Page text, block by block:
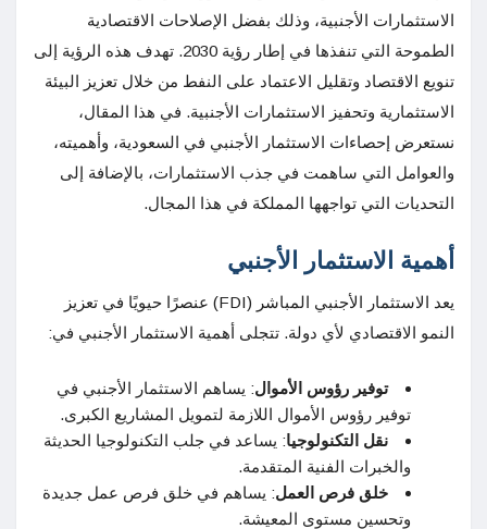
الاستثمارات الأجنبية، وذلك بفضل الإصلاحات الاقتصادية
الطموحة التي تنفذها في إطار رؤية 2030. تهدف هذه الرؤية إلى
تنويع الاقتصاد وتقليل الاعتماد على النفط من خلال تعزيز البيئة
الاستثمارية وتحفيز الاستثمارات الأجنبية. في هذا المقال،
نستعرض إحصاءات الاستثمار الأجنبي في السعودية، وأهميته،
والعوامل التي ساهمت في جذب الاستثمارات، بالإضافة إلى
التحديات التي تواجهها المملكة في هذا المجال.
أهمية الاستثمار الأجنبي
يعد الاستثمار الأجنبي المباشر (FDI) عنصرًا حيويًا في تعزيز
النمو الاقتصادي لأي دولة. تتجلى أهمية الاستثمار الأجنبي في:
توفير رؤوس الأموال: يساهم الاستثمار الأجنبي في
توفير رؤوس الأموال اللازمة لتمويل المشاريع الكبرى.
نقل التكنولوجيا: يساعد في جلب التكنولوجيا الحديثة
والخبرات الفنية المتقدمة.
خلق فرص العمل: يساهم في خلق فرص عمل جديدة
وتحسين مستوى المعيشة.